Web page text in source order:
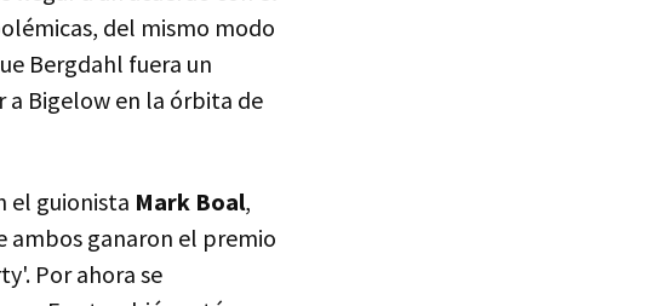
del mismo modo
Bergdahl fuera un
a Bigelow en la órbita de
el guionista Mark Boal,
ambos ganaron el premio
Por ahora se